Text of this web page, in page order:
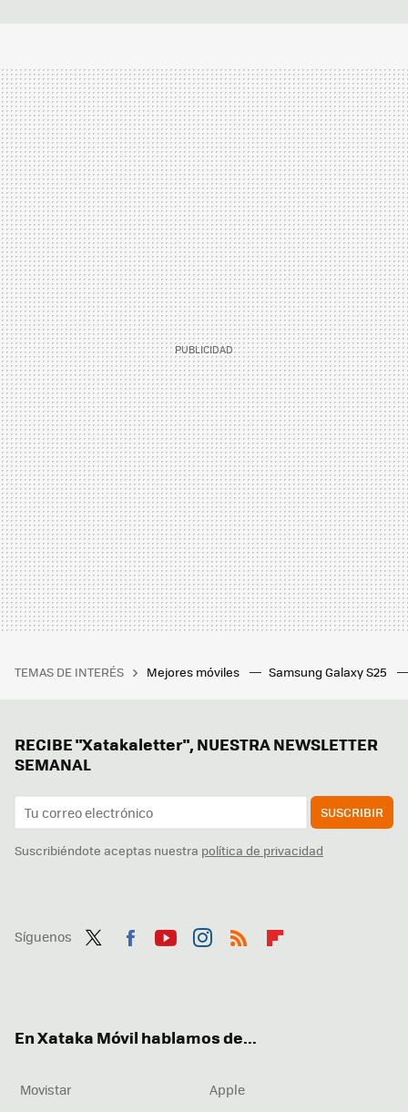
TEMAS DE INTERÉS Mejores móviles Samsung Galaxy S25
RECIBE "Xatakaletter", NUESTRA NEWSLETTER
SEMANAL
SUSCRIBIR
Suscribiéndote aceptas nuestra política de privacidad
Síguenos
En Xataka Móvil hablamos de...
Movistar
Apple